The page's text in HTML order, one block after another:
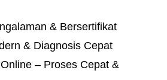
& Bersertifikat
& Diagnosis Cepat
– Proses Cepat &